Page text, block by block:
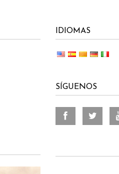
IDIOMAS
SÍGUENOS